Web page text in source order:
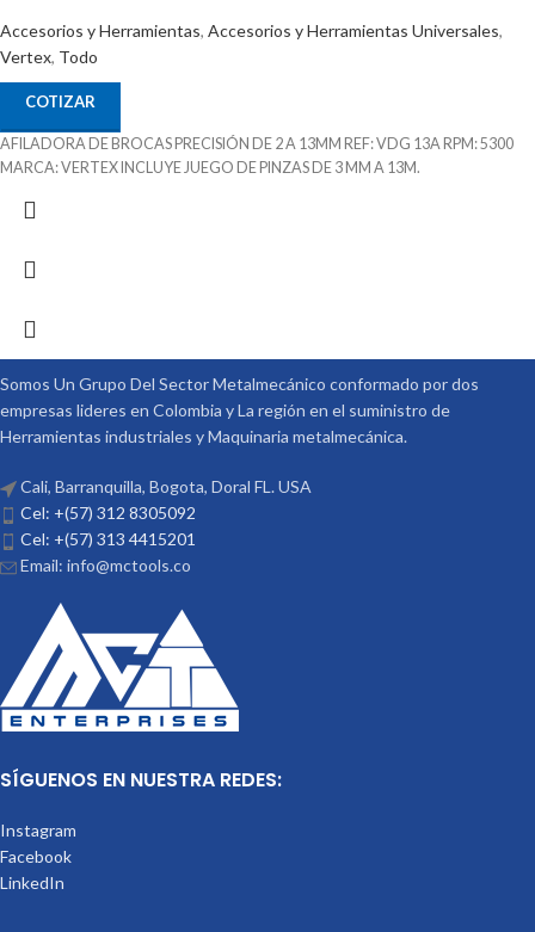
Accesorios y Herramientas, Accesorios y Herramientas Universales,
Vertex, Todo
COTIZAR
AFILADORA DE BROCAS PRECISIÓN DE 2 A 13MM REF: VDG 13A RPM: 5300
MARCA: VERTEX INCLUYE JUEGO DE PINZAS DE 3 MM A 13M.
Somos Un Grupo Del Sector Metalmecánico conformado por dos
empresas lideres en Colombia y La región en el suministro de
Herramientas industriales y Maquinaria metalmecánica.
Cali, Barranquilla, Bogota, Doral FL. USA
Cel: +(57) 312 8305092
Cel: +(57) 313 4415201
Email: info@mctools.co
SÍGUENOS EN NUESTRA REDES:
Instagram
Facebook
LinkedIn